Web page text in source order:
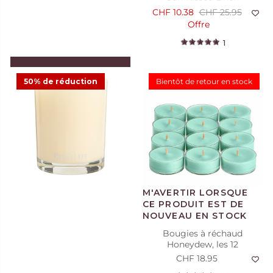
AJOUTER AU PANIER
Crème pour les mains
Marshmallow Vanilla
CHF 7.48
CHF 14.95
CHF 10.38 CHF 25.95
Offre
1
50% de réduction Bientôt de retour en stock
Bougies à réchaud
Honeydew, les 12
CHF 18.95